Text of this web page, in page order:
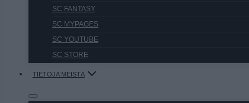
SC FANTASY
SC MYPAGES
SC YOUTUBE
SC STORE
TIETOJA MEISTÄ